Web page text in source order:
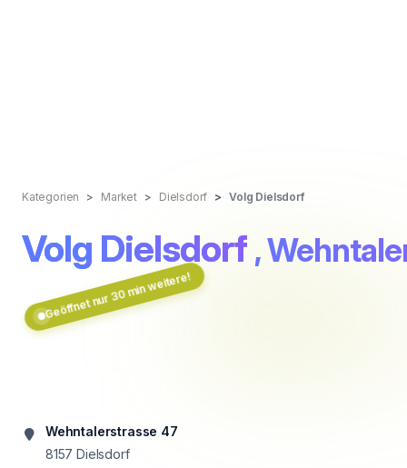
Kategorien Market Dielsdorf Volg Dielsdorf
Volg Dielsdorf ,
Geöffnet nur 30 min weitere!
Wehntalerstrasse 47
8157 Dielsdorf